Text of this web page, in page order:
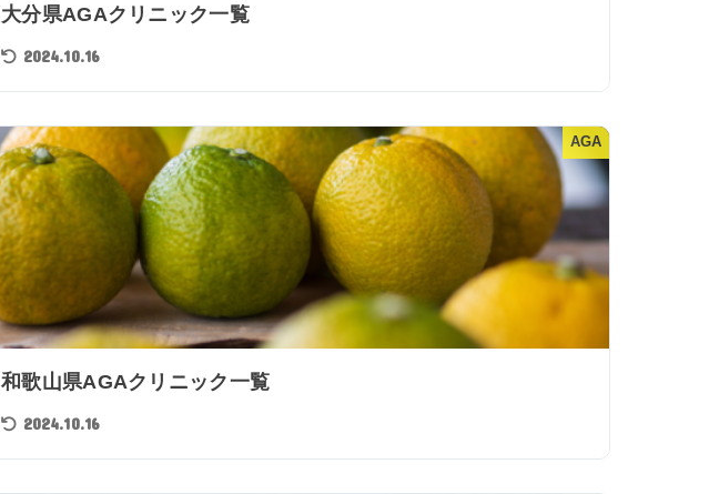
大分県AGAクリニック一覧
2024.10.16
AGA
和歌山県AGAクリニック一覧
2024.10.16